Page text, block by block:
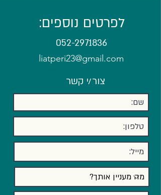
לפרטים נוספים:
052-2971836
liatperi23@gmail.com
צור/י קשר